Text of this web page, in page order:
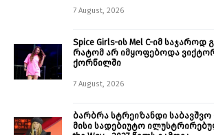
7 August, 2026
Spice Girls-ის Mel C-იმ საჯაროდ
რატომ არ იმყოფებოდა
ქორწილში
7 August, 2026
ბარბრა სტრეიზანდი
მისი სადებიუტო